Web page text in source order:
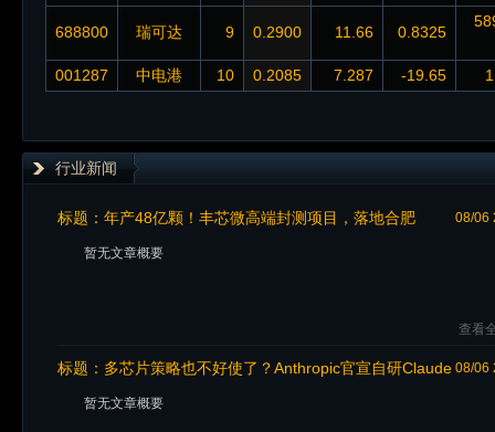
688800 瑞可达 9 0.2900 11.66 0.8325
001287 中电港 10 0.2085 7.287 -19.65
行业新闻
08/06
标题： 年产48亿颗！丰芯微高端封测项目，落地合肥
暂无文章概要
查看
08/06
标题： 多芯片策略也不好使了？Anthropic官宣自研Claude
暂无文章概要